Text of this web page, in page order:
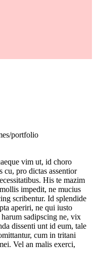
portfolio
vim ut, id choro
cu, pro dictas assentior
His te mazim
impedit, ne mucius
scribentur. Id splendide
aperiri, ne qui iusto
sadipscing ne, vix
dissenti unt id eum, tale
cum in tritani
Vel an malis exerci,